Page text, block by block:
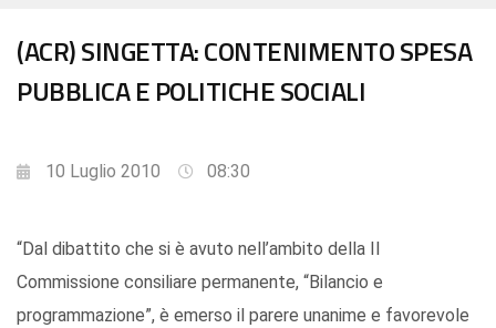
(ACR) SINGETTA: CONTENIMENTO SPESA
PUBBLICA E POLITICHE SOCIALI
10 Luglio 2010 08:30
“Dal dibattito che si è avuto nell’ambito della II
Commissione consiliare permanente, “Bilancio e
programmazione”, è emerso il parere unanime e favorevole